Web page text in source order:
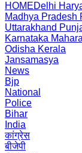
HOMEDelhi
Madhya Pradesh
Uttarakhand
Karnataka
Odisha Kerala
Jansamasya
News
Bjp
National
Police
Bihar
India
कांग्रेस
बीजेपी